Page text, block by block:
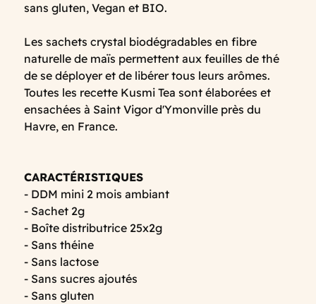
sans gluten, Vegan et BIO.
Les sachets crystal biodégradables en fibre
naturelle de maïs permettent aux feuilles de thé
de se déployer et de libérer tous leurs arômes.
Toutes les recette Kusmi Tea sont élaborées et
ensachées à Saint Vigor d'Ymonville près du
Havre, en France.
CARACTÉRISTIQUES
- DDM mini 2 mois ambiant
- Sachet 2g
- Boîte distributrice 25x2g
- Sans théine
- Sans lactose
- Sans sucres ajoutés
- Sans gluten